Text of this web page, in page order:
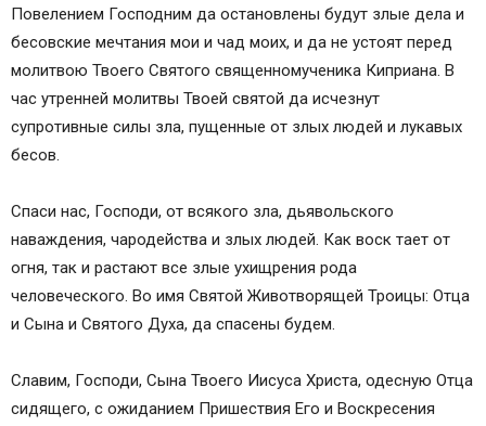
Повелением Господним да остановлены будут злые дела и
бесовские мечтания мои и чад моих, и да не устоят перед
молитвою Твоего Святого священномученика Киприана. В
час утренней молитвы Твоей святой да исчезнут
супротивные силы зла, пущенные от злых людей и лукавых
бесов.
Спаси нас, Господи, от всякого зла, дьявольского
наваждения, чародейства и злых людей. Как воск тает от
огня, так и растают все злые ухищрения рода
человеческого. Во имя Святой Животворящей Троицы: Отца
и Сына и Святого Духа, да спасены будем.
Славим, Господи, Сына Твоего Иисуса Христа, одесную Отца
сидящего, с ожиданием Пришествия Его и Воскресения